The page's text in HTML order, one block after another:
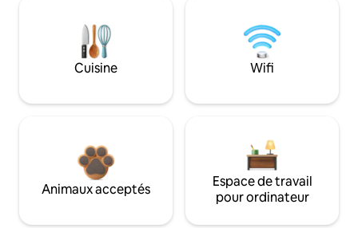
Cuisine Wifi
Animaux acceptés
Espace de travail
pour ordinateur